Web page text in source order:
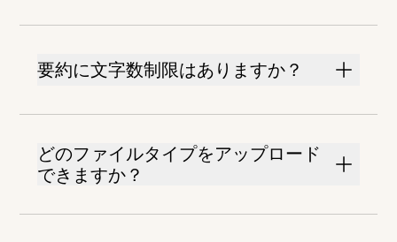
要約に文字数制限はありますか？
どのファイルタイプをアップロード
できますか？